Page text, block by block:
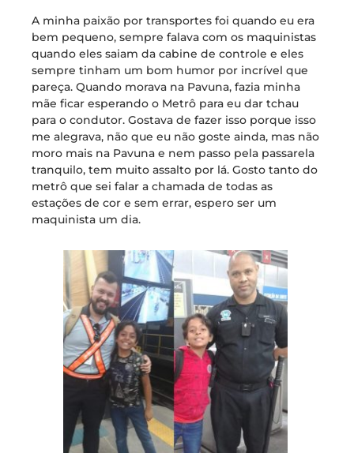
A minha paixão por transportes foi quando eu era
bem pequeno, sempre falava com os maquinistas
quando eles saiam da cabine de controle e eles
sempre tinham um bom humor por incrível que
pareça. Quando morava na Pavuna, fazia minha
mãe ficar esperando o Metrô para eu dar tchau
para o condutor. Gostava de fazer isso porque isso
me alegrava, não que eu não goste ainda, mas não
moro mais na Pavuna e nem passo pela passarela
tranquilo, tem muito assalto por lá. Gosto tanto do
metrô que sei falar a chamada de todas as
estações de cor e sem errar, espero ser um
maquinista um dia.